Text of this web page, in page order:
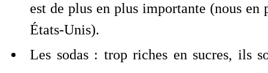
est de plus en plus importante (nous
États-Unis).
Les sodas : trop riches en sucres, ils